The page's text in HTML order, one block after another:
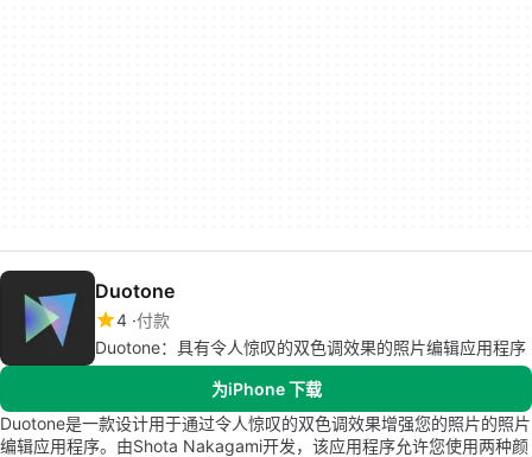
Duotone
4 付款
Duotone：具有令人惊叹的双色调效果的照片编辑应用程序
为iPhone 下载
Duotone是一款设计用于通过令人惊叹的双色调效果增强您的照片的照片
编辑应用程序。由Shota Nakagami开发，该应用程序允许您使用两种颜